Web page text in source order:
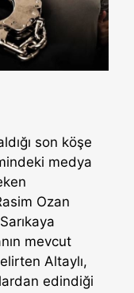
son köşe
medya
Ozan
mevcut
Altaylı,
edindiği